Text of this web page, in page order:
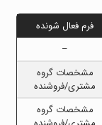
فرم فعال شونده
–
مشخصات گروه
مشتری/فروشنده
مشخصات گروه